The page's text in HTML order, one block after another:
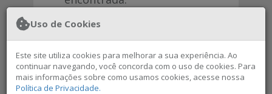
Uso de Cookies
Este site utiliza cookies para melhorar a sua experiência. Ao
continuar navegando, você concorda com o uso de cookies. Para
mais informações sobre como usamos cookies, acesse nossa
Política de Privacidade.